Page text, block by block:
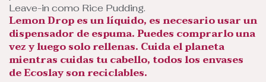
Leave-in como Rice Pudding.
Lemon Drop es un líquido, es necesario usar un
dispensador de espuma. Puedes comprarlo una
vez y luego solo rellenas. Cuida el planeta
mientras cuidas tu cabello, todos los envases
de Ecoslay son reciclables.